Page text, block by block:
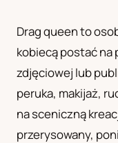
PL
Polski
UA
Українська
Drag queen to
kobiecą postać
zdjęciowej lub
peruka, makijaż,
na sceniczną
przerysowany,